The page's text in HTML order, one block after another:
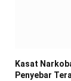
Kasat
Penyebar